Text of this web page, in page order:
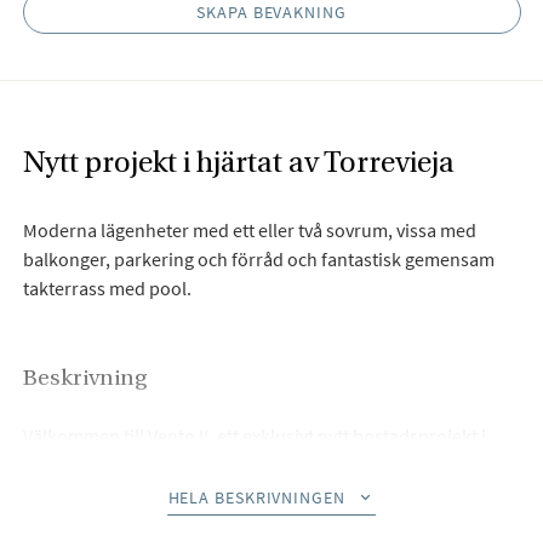
SKAPA BEVAKNING
Nytt projekt i hjärtat av Torrevieja
Moderna lägenheter med ett eller två sovrum, vissa med
balkonger, parkering och förråd och fantastisk gemensam
takterrass med pool.
Beskrivning
promenad från marinan, strandpromenaden och det nya
köpcentret Paseo del Mar. Detta privilegierade hörnläge
HELA BESKRIVNINGEN